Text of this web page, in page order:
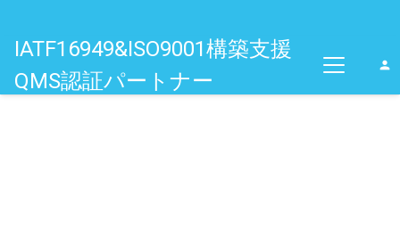
IATF16949&ISO9001構築支援
QMS認証パートナー
person